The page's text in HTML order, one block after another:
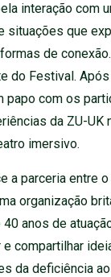
interação com
situações que
de
do Festival.
papo com os
da ZU-UK
imersivo.
a parceria entre
organização
anos de
compartilhar
da deficiência